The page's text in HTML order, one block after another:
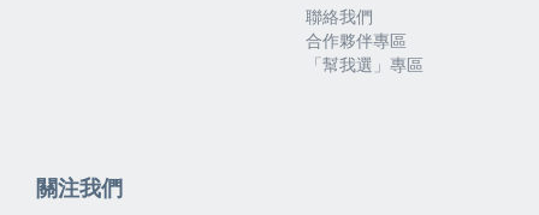
聯絡我們
合作夥伴專區
「幫我選」專區
關注我們